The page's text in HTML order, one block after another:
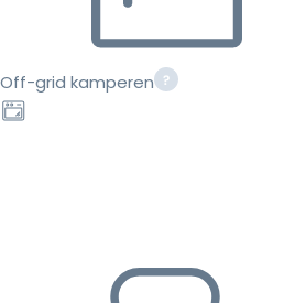
Off-grid kamperen